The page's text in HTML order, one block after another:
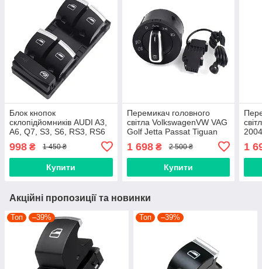
Блок кнопок
склопідйомників AUDI A3,
A6, Q7, S3, S6, RS3, RS6
Allroad Хром 4F0959851,
4F0959851F, 4F0959851H
998 ₴ 1 450 ₴
Купити
Перемикач головного
світла VolkswagenVW VAG
Golf Jetta Passat Tiguan
автосвітла хром
1 698₴ 2 500 ₴
Купити
1
Акційні пропозиції та новинки
Топ –39% Топ –39%